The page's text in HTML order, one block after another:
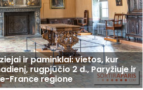
ir paminklai: vietos, kur
rugpjūčio 2 d., Paryžiuje ir
France regione